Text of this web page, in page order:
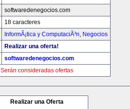
softwaredenegocios.com
18 caracteres
InformÃ¡tica y ComputaciÃ³n, Negocios
Realizar una oferta!
softwaredenegocios.com
Serán consideradas ofertas
Realizar una Oferta